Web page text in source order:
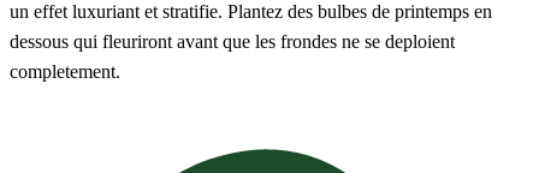
un effet luxuriant et stratifie. Plantez des bulbes de printemps en
dessous qui fleuriront avant que les frondes ne se deploient
completement.